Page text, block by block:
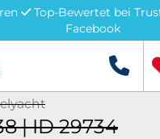
Top-Bewertet bei
Facebook
+49
| ID 29734